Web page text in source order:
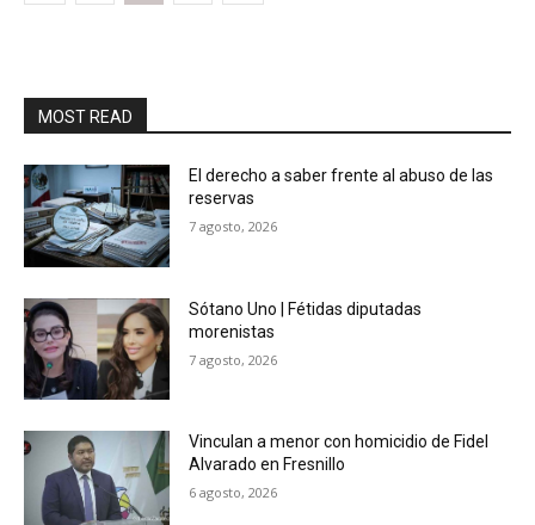
MOST READ
El derecho a saber frente al abuso de las
reservas
7 agosto, 2026
Sótano Uno | Fétidas diputadas
morenistas
7 agosto, 2026
Vinculan a menor con homicidio de Fidel
Alvarado en Fresnillo
6 agosto, 2026